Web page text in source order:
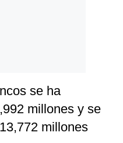
se ha
millones y se
millones